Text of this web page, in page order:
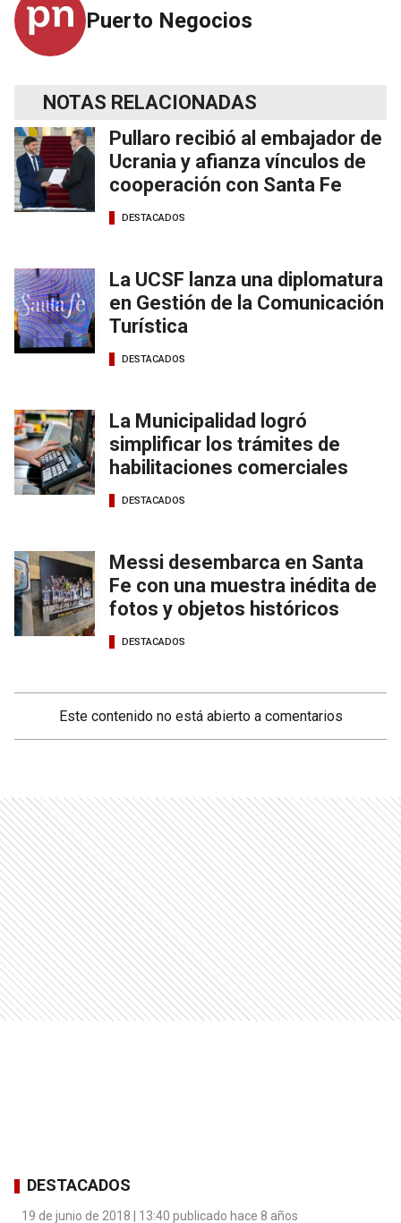
Puerto Negocios
NOTAS RELACIONADAS
Pullaro recibió al embajador de
Ucrania y afianza vínculos de
cooperación con Santa Fe
DESTACADOS
La UCSF lanza una diplomatura
en Gestión de la Comunicación
Turística
DESTACADOS
La Municipalidad logró
simplificar los trámites de
habilitaciones comerciales
DESTACADOS
Messi desembarca en Santa
Fe con una muestra inédita de
fotos y objetos históricos
DESTACADOS
Este contenido no está abierto a comentarios
DESTACADOS
19 de junio de 2018 | 13:40 publicado hace 8 años